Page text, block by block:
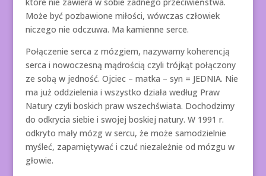
które nie zawiera w sobie żadnego przeciwieństwa.
Może być pozbawione miłości, wówczas człowiek
niczego nie odczuwa. Ma kamienne serce.
Połączenie serca z mózgiem, nazywamy koherencją
serca i nowoczesną mądrością czyli trójkąt połączony
ze sobą w jedność. Ojciec – matka – syn = JEDNIA. Nie
ma już oddzielenia i wszystko działa według Praw
Natury czyli boskich praw wszechświata. Dochodzimy
do odkrycia siebie i swojej boskiej natury. W 1991 r.
odkryto mały mózg w sercu, że może samodzielnie
myśleć, zapamiętywać i czuć niezależnie od mózgu w
głowie.